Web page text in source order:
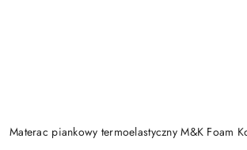
Materac piankowy termoelastyczny M&K Foam